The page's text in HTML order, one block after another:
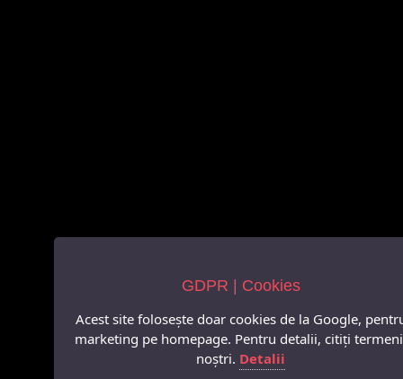
GDPR | Cookies
Acest site folosește doar cookies de la Google,
marketing pe homepage. Pentru detalii, citiți
noștri. Detalii